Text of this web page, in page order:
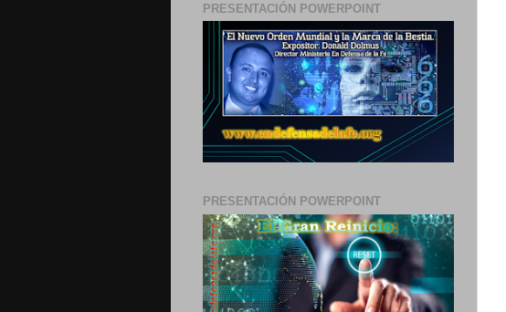
PRESENTACIÓN POWERPOINT
PRESENTACIÓN POWERPOINT